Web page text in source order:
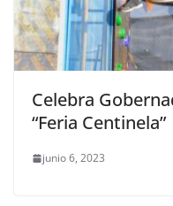
Celebra
“Feria Centinela”
junio 6, 2023